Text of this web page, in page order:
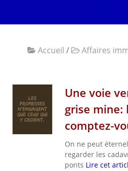
Accueil / Affaires
Une voie
grise mine:
comptez-
On ne peut
regarder les
ponts Lire cet